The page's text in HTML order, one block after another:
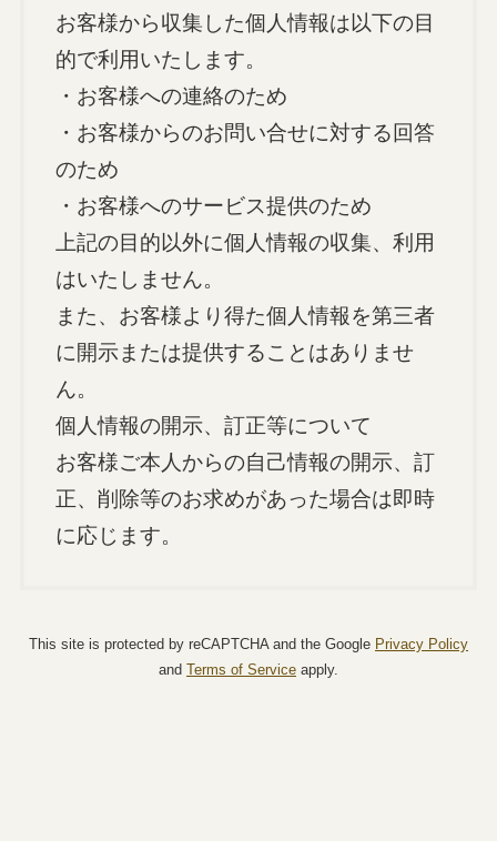
お客様から収集した個⼈情報は以下の⽬
的で利⽤いたします。
・お客様への連絡のため
・お客様からのお問い合せに対する回答
のため
・お客様へのサービス提供のため
上記の⽬的以外に個⼈情報の収集、利⽤
はいたしません。
また、お客様より得た個⼈情報を第三者
に開⽰または提供することはありませ
ん。
個⼈情報の開⽰、訂正等について
お客様ご本⼈からの⾃⼰情報の開⽰、訂
正、削除等のお求めがあった場合は即時
に応じます。
This site is protected by reCAPTCHA and the Google Privacy Policy
and Terms of Service apply.